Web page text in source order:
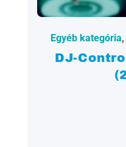
Egyéb kategória,
DJ-